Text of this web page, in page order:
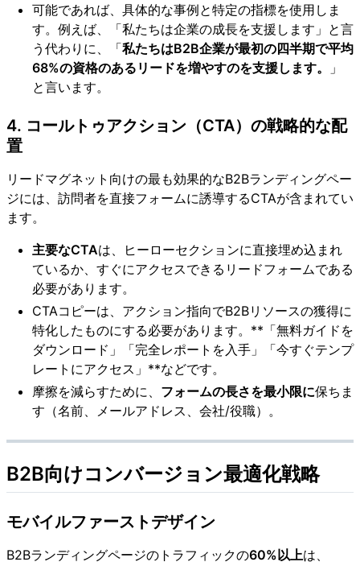
可能であれば、具体的な事例と特定の指標を使用しま
す。例えば、「私たちは企業の成長を支援します」と言
う代わりに、「私たちはB2B企業が最初の四半期で平均
68%の資格のあるリードを増やすのを支援します。
」
と言います。
4. コールトゥアクション（CTA）の戦略的な配
置
リードマグネット向けの最も効果的なB2Bランディングペー
ジには、訪問者を直接フォームに誘導するCTAが含まれてい
ます。
主要なCTAは、ヒーローセクションに直接埋め込まれ
ているか、すぐにアクセスできるリードフォームである
必要があります。
CTAコピーは、アクション指向でB2Bリソースの獲得に
特化したものにする必要があります。**「無料ガイドを
ダウンロード」「完全レポートを入手」「今すぐテンプ
レートにアクセス」**などです。
摩擦を減らすために、 フォームの長さを最小限に保ちま
す（名前、メールアドレス、会社/役職）。
B2B向けコンバージョン最適化戦略
モバイルファーストデザイン
B2Bランディングページのトラフィックの60%以上は、